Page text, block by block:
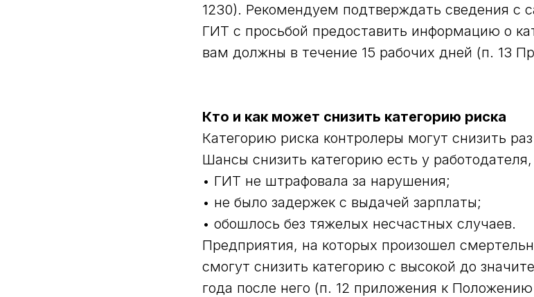
1230). Рекомендуем подтверждать сведения с
ГИТ с просьбой предоставить информацию о
вам должны в течение 15 рабочих дней (п. 13
Кто и как может снизить категорию риска
Категорию риска контролеры могут снизить
Шансы снизить категорию есть у
• ГИТ не штрафовала за нарушения;
• не было задержек с выдачей зарплаты;
• обошлось без тяжелых несчастных случаев.
Предприятия, на которых произошел
смогут снизить категорию с высокой до
года после него (п. 12 приложения к